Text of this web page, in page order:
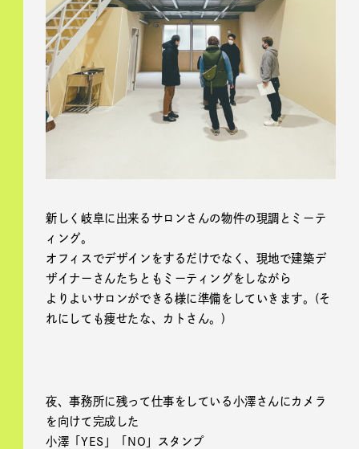
新しく岐阜に出来るサロンさんの物件の現調とミーテ
ィング。
オフィスでデザインをするだけでなく、現地で建築デ
ザイナーさんたちともミーティングをしながら
よりよいサロンができる様に準備をしていきます。(そ
れにしても痩せたな、カトさん。)
夜、事務所に残って仕事をしている小澤さんにカメラ
を向けて完成した
小澤「YES」「NO」スタンプ